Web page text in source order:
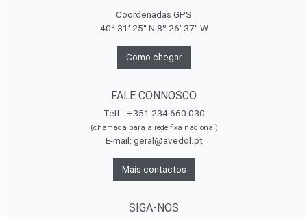
Coordenadas GPS
40º 31' 25'' N 8º 26' 37'' W
Como chegar
FALE CONNOSCO
Telf.: +351 234 660 030
(chamada para a rede fixa nacional)
E-mail: geral@avedol.pt
Mais contactos
SIGA-NOS